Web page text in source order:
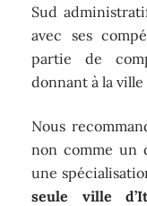
Sud
avec ses
partie de
donnant à la
Nous
non comme un
une
seule ville